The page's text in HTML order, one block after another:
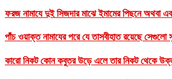
ফরজ নামাযে দুই সিজদার মাঝে ইমামের পিছনে অথবা
পাঁচ ওয়াক্ত নামাযের পরে যে তাসবীহাত রয়েছে
কারো নিকট কোন কবুতর উড়ে এলে তার নিকট থেকে